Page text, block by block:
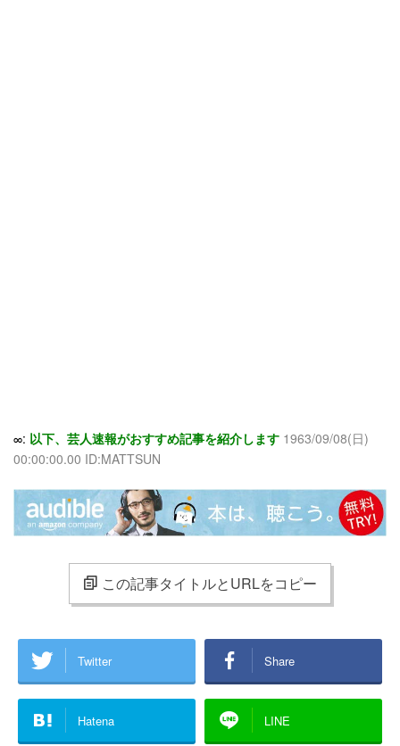
∞: 以下、芸人速報がおすすめ記事を紹介します 1963/09/08(日)
00:00:00.00 ID:MATTSUN
この記事タイトルとURLをコピー
Twitter Share
Hatena LINE